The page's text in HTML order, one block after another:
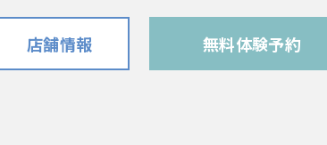
店舗情報 無料体験予約